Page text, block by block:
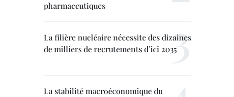
pharmaceutiques
La filière nucléaire nécessite des dizaines
de milliers de recrutements d’ici 2035
La stabilité macroéconomique du